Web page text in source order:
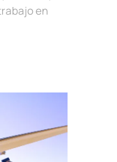
en